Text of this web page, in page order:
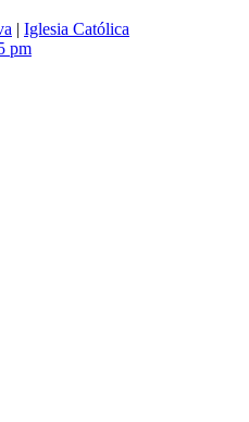
| Iglesia Católica
pm